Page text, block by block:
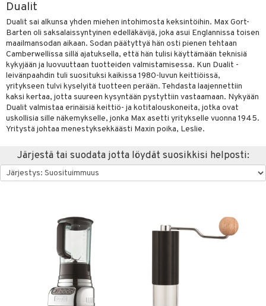
Dualit
Dualit sai alkunsa yhden miehen intohimosta keksintöihin. Max Gort-
Barten oli saksalaissyntyinen edelläkävijä, joka asui Englannissa toisen
maailmansodan aikaan. Sodan päätyttyä hän osti pienen tehtaan
Camberwellissa sillä ajatuksella, että hän tulisi käyttämään teknisiä
kykyjään ja luovuuttaan tuotteiden valmistamisessa. Kun Dualit -
leivänpaahdin tuli suosituksi kaikissa 1980-luvun keittiöissä,
yritykseen tulvi kyselyitä tuotteen perään. Tehdasta laajennettiin
kaksi kertaa, jotta suureen kysyntään pystyttiin vastaamaan. Nykyään
Dualit valmistaa erinäisiä keittiö- ja kotitalouskoneita, jotka ovat
uskollisia sille näkemykselle, jonka Max asetti yritykselle vuonna 1945.
Yritystä johtaa menestyksekkäästi Maxin poika, Leslie.
Järjestä tai suodata jotta löydät suosikkisi helposti:
& Sähkövatkaimet
koneet
& Cocktailasit
& Aveclasit
& Konjakkilasit
lautaset
Kattilat
/ Outdoor
& Tyynyliinat
& Peitot
& Korit
& Veistokset
Art
& Lyhdyt
& Hyllyt
& Koukut
& Korit
tekstiilit
tekstiilit
& Tyynyliinat
hyönteissuoja
ruokinta
& Lyhdyt
& vastauksia